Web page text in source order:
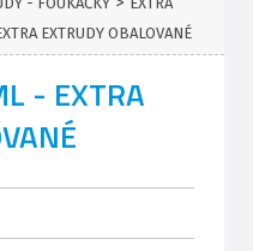
EXTRUDY OBALOVANÉ
- EXTRA